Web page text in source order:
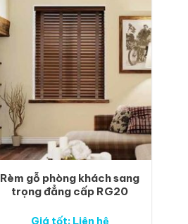
Rèm gỗ phòng khách sang
trọng đẳng cấp RG20
Giá tốt: Liên hệ